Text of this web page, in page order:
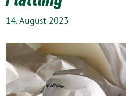
14. August 2023